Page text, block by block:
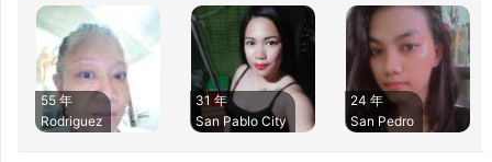
55 年
Rodriguez
31 年
San Pablo City
24 年
San Pedro